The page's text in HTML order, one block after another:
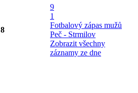
8
9
1
Fotbalový zápas mužů
Peč - Strmilov
Zobrazit všechny
záznamy ze dne